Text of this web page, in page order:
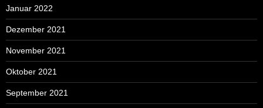
Januar 2022
Dezember 2021
November 2021
Oktober 2021
September 2021